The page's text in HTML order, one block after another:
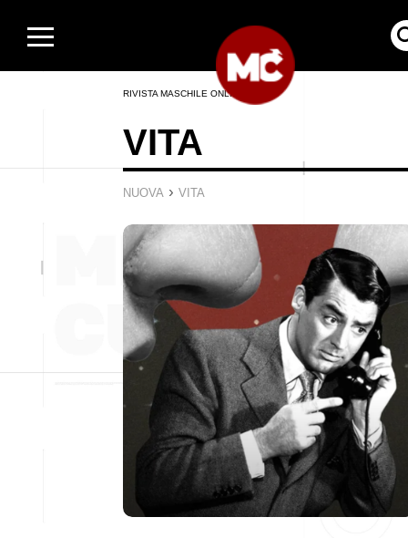
RIVISTA MASCHILE ONLINE
VITA
NUOVA › VITA